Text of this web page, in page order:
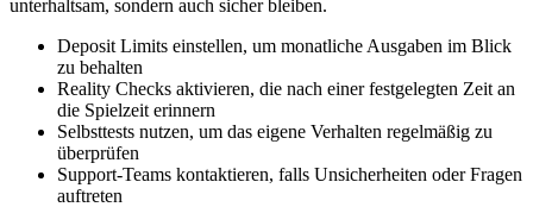
unterhaltsam, sondern auch sicher bleiben.
Deposit Limits einstellen, um monatliche Ausgaben im Blick
zu behalten
Reality Checks aktivieren, die nach einer festgelegten Zeit an
die Spielzeit erinnern
Selbsttests nutzen, um das eigene Verhalten regelmäßig zu
überprüfen
Support-Teams kontaktieren, falls Unsicherheiten oder Fragen
auftreten